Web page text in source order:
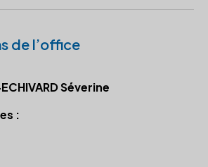
de l’office
Séverine
: